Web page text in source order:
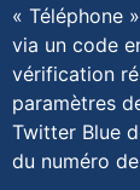
« Téléphone
via un code
vérification
paramètres
Twitter Blue
du numéro